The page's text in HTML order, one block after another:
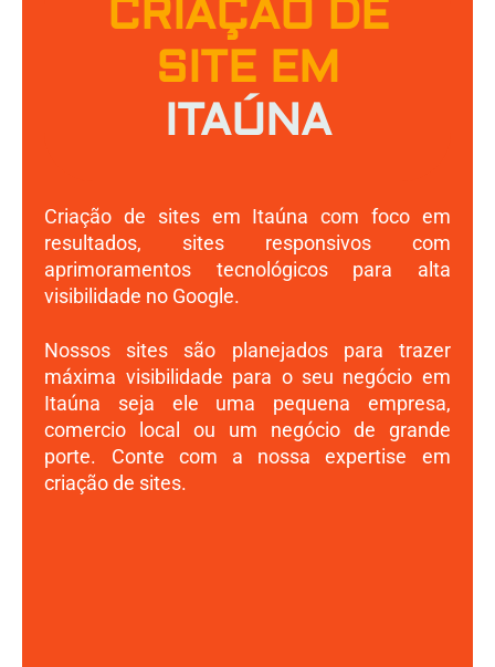
CRIAÇÃO DE
SITE EM
ITAÚNA
Criação de sites em Itaúna com foco em
resultados, sites responsivos com
aprimoramentos tecnológicos para alta
visibilidade no Google.
Nossos sites são planejados para trazer
máxima visibilidade para o seu negócio em
Itaúna seja ele uma pequena empresa,
comercio local ou um negócio de grande
porte. Conte com a nossa expertise em
criação de sites.